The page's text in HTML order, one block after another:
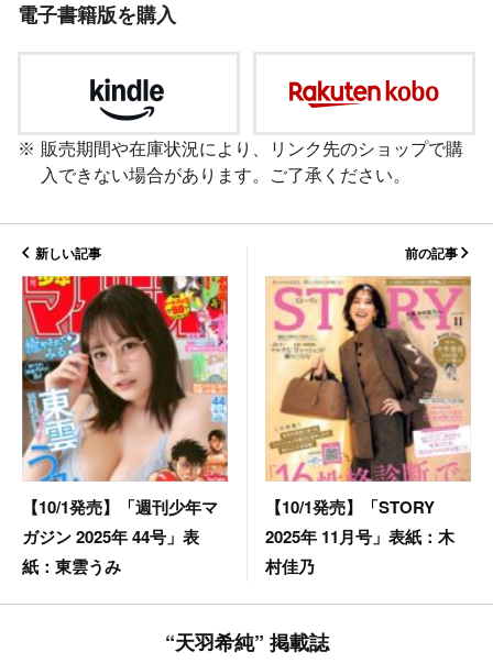
電子書籍版を購入
販売期間や在庫状況により、リンク先のショップで購
入できない場合があります。ご了承ください。
新しい記事
【10/1発売】「週刊少年マ
ガジン 2025年 44号」表
紙：東雲うみ
前の記事
【10/1発売】「STORY
2025年 11月号」表紙：木
村佳乃
“天羽希純” 掲載誌